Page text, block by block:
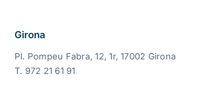
Girona
Pl. Pompeu Fabra, 12, 1r, 17002 Girona
T. 972 21 61 91